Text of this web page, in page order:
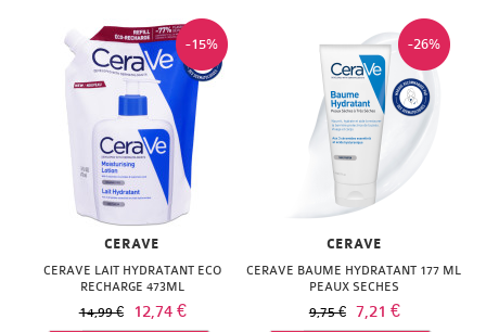
-15%
CERAVE
CERAVE LAIT HYDRATANT ECO
RECHARGE 473ML
14,99 € 12,74 €
-26%
CERAVE
CERAVE BAUME HYDRATANT 177 ML
PEAUX SECHES
9,75 € 7,21 €